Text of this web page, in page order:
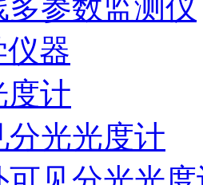
多参数监测仪
器
度计
分光光度计